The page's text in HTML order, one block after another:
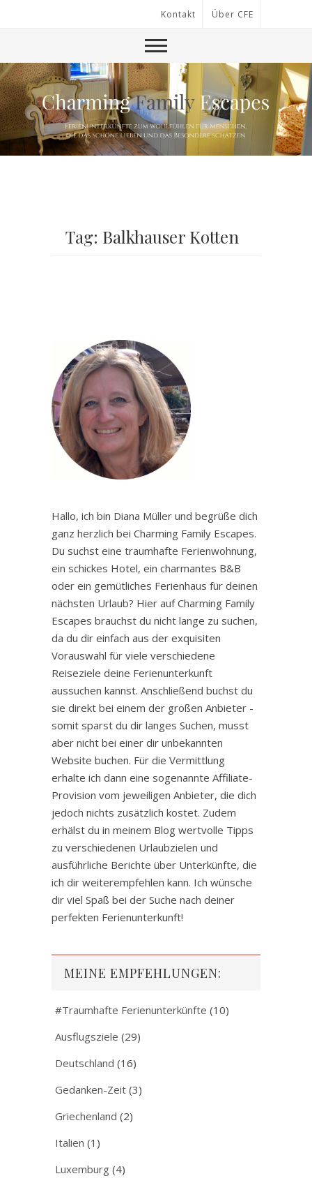
Kontakt Über CFE
Tag: Balkhauser Kotten
Hallo, ich bin Diana Müller und begrüße dich
ganz herzlich bei Charming Family Escapes.
Du suchst eine traumhafte Ferienwohnung,
ein schickes Hotel, ein charmantes B&B
oder ein gemütliches Ferienhaus für deinen
nächsten Urlaub? Hier auf Charming Family
Escapes brauchst du nicht lange zu suchen,
da du dir einfach aus der exquisiten
Vorauswahl für viele verschiedene
Reiseziele deine Ferienunterkunft
aussuchen kannst. Anschließend buchst du
sie direkt bei einem der großen Anbieter -
somit sparst du dir langes Suchen, musst
aber nicht bei einer dir unbekannten
Website buchen. Für die Vermittlung
erhalte ich dann eine sogenannte Affiliate-
Provision vom jeweiligen Anbieter, die dich
jedoch nichts zusätzlich kostet. Zudem
erhälst du in meinem Blog wertvolle Tipps
zu verschiedenen Urlaubzielen und
ausführliche Berichte über Unterkünfte, die
ich dir weiterempfehlen kann. Ich wünsche
dir viel Spaß bei der Suche nach deiner
perfekten Ferienunterkunft!
MEINE EMPFEHLUNGEN:
#Traumhafte Ferienunterkünfte (10)
Ausflugsziele (29)
Deutschland (16)
Gedanken-Zeit (3)
Griechenland (2)
Italien (1)
Luxemburg (4)